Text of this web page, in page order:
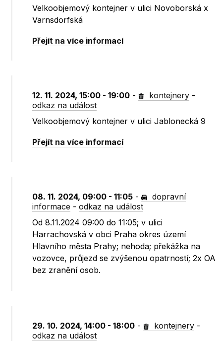
Velkoobjemový kontejner v ulici Novoborská x
Varnsdorfská
Přejít na více informací
12. 11. 2024, 15:00 - 19:00 - kontejnery -
odkaz na událost
Velkoobjemový kontejner v ulici Jablonecká 9
Přejít na více informací
08. 11. 2024, 09:00 - 11:05 -
dopravní
informace -odkaz na událost
Od 8.11.2024 09:00 do 11:05; v ulici
Harrachovská v obci Praha okres území
Hlavního města Prahy; nehoda; překážka na
vozovce, průjezd se zvýšenou opatrností; 2x OA
bez zranění osob.
29. 10. 2024, 14:00 - 18:00 - kontejnery -
odkaz na událost